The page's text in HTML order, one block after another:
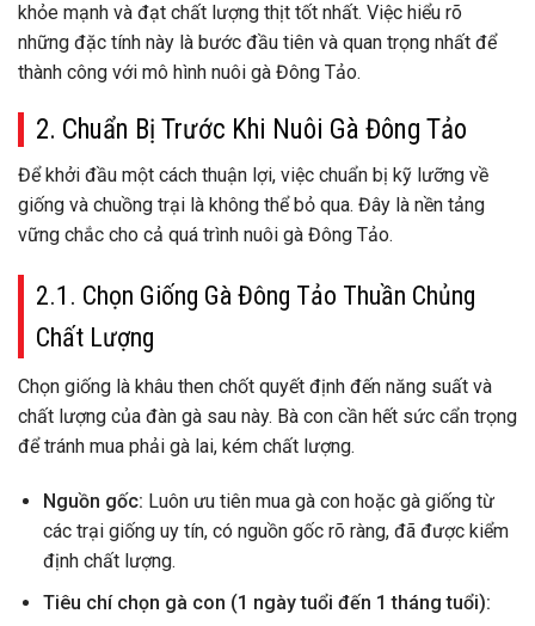
khỏe mạnh và đạt chất lượng thịt tốt nhất. Việc hiểu rõ
những đặc tính này là bước đầu tiên và quan trọng nhất để
thành công với mô hình nuôi gà Đông Tảo.
2. Chuẩn Bị Trước Khi Nuôi Gà Đông Tảo
Để khởi đầu một cách thuận lợi, việc chuẩn bị kỹ lưỡng về
giống và chuồng trại là không thể bỏ qua. Đây là nền tảng
vững chắc cho cả quá trình nuôi gà Đông Tảo.
2.1. Chọn Giống Gà Đông Tảo Thuần Chủng
Chất Lượng
Chọn giống là khâu then chốt quyết định đến năng suất và
chất lượng của đàn gà sau này. Bà con cần hết sức cẩn trọng
để tránh mua phải gà lai, kém chất lượng.
Nguồn gốc: Luôn ưu tiên mua gà con hoặc gà giống từ
các trại giống uy tín, có nguồn gốc rõ ràng, đã được kiểm
định chất lượng.
Tiêu chí chọn gà con (1 ngày tuổi đến 1 tháng tuổi):